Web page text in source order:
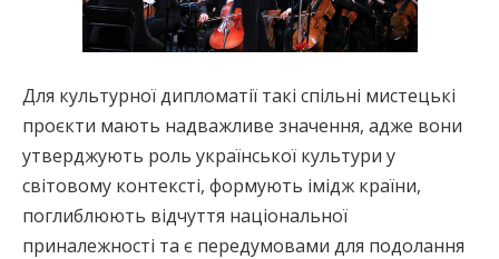
Для культурної дипломатії такі спільні мистецькі
проєкти мають надважливе значення, адже вони
утверджують роль української культури у
світовому контексті, формують імідж країни,
поглиблюють відчуття національної
приналежності та є передумовами для подолання